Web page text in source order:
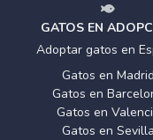
GATOS EN
Adoptar gatos en
Gatos en Madrid
Gatos en
Gatos en
Gatos en Sevilla